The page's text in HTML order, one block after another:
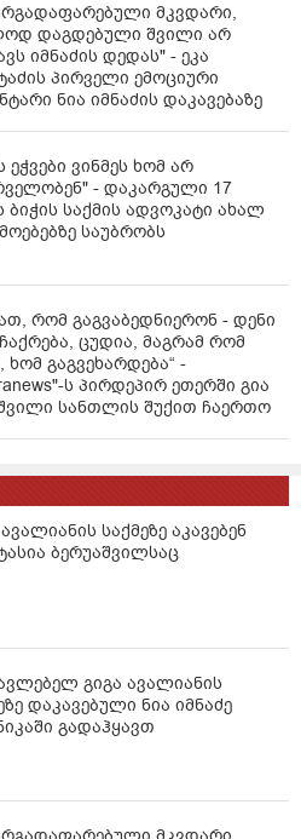
მკვდარი,
დაგდებული შვილი არ
იმნაძის დედას" - ეკა
პირველი ემოციური
ნია იმნაძის დაკავებაზე
ეჭვები ვინმეს ხომ არ
- დაკარგული 17
ბიჭის საქმის ადვოკატი ახალ
საუბრობს
რომ გაგვაბედნიერონ - დენი
ცუდია, მაგრამ რომ
ხომ გაგვეხარდება“ -
ს პირდეპირ ეთერში გია
სანთლის შუქით ჩაერთო
საქმეზე აკავებენ
ბერუაშვილსაც
გიგა ავალიანის
დაკავებული ნია იმნაძე
გადაჰყავთ